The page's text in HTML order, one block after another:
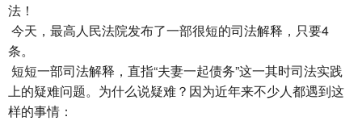
法！
今天，最高人民法院发布了一部很短的司法解释，只要4
条。
短短一部司法解释，直指“夫妻一起债务”这一其时司法实践
上的疑难问题。为什么说疑难？因为近年来不少人都遇到这
样的事情：